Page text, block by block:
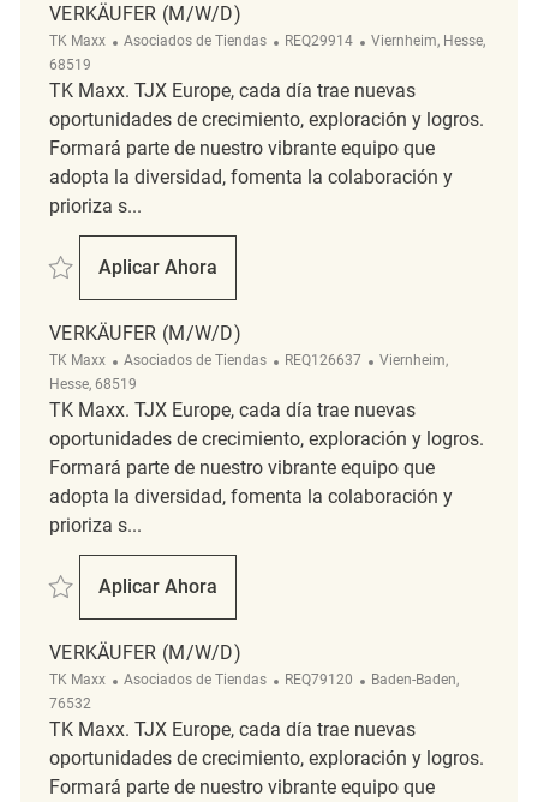
VERKÄUFER (M/W/D)
TK Maxx Categoría
Asociados de Tiendas ReqId
REQ29914 Ubicación
Viernheim, Hesse,
68519
TK Maxx. TJX Europe, cada día trae nuevas
oportunidades de crecimiento, exploración y logros.
Formará parte de nuestro vibrante equipo que
adopta la diversidad, fomenta la colaboración y
prioriza s...
Salvar Verkäufer (m/w/d) REQ29914
Aplicar Ahora
Verkäufer (m/w/d)
VERKÄUFER (M/W/D)
TK Maxx Categoría
Asociados de Tiendas ReqId
REQ126637 Ubicación
Viernheim,
Hesse, 68519
TK Maxx. TJX Europe, cada día trae nuevas
oportunidades de crecimiento, exploración y logros.
Formará parte de nuestro vibrante equipo que
adopta la diversidad, fomenta la colaboración y
prioriza s...
Salvar Verkäufer (m/w/d) REQ126637
Aplicar Ahora
Verkäufer (m/w/d)
VERKÄUFER (M/W/D)
TK Maxx Categoría
Asociados de Tiendas ReqId
REQ79120 Ubicación
Baden-Baden,
76532
TK Maxx. TJX Europe, cada día trae nuevas
oportunidades de crecimiento, exploración y logros.
Formará parte de nuestro vibrante equipo que